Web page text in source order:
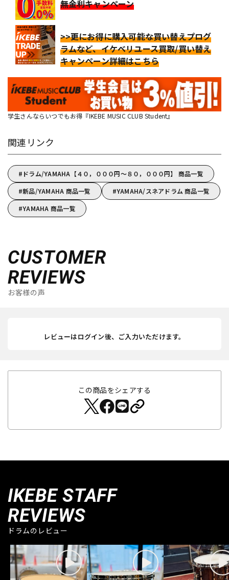
無金利キャンペーン
>>更にお得に購入可能な買い替えプログ
ラムなど、イケベリユース買取/買い替え
キャンペーン詳細はこちら
学生さんならいつでもお得『IKEBE MUSIC CLUB Student』
関連リンク
ドラム/YAMAHA【４０，０００円～８０，０００円】 商品一覧
新品/YAMAHA 商品一覧
YAMAHA/スネアドラム 商品一覧
YAMAHA 商品一覧
CUSTOMER
REVIEWS
お客様の声
レビューはログイン後、ご入力いただけます。
この商品をシェアする
IKEBE STAFF
REVIEWS
ドラムのレビュー